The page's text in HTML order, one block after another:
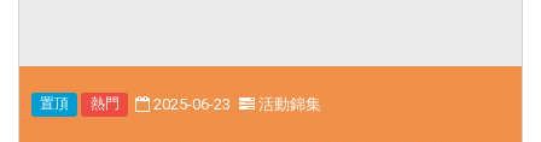
置頂 熱門 2025-06-23 活動錦集